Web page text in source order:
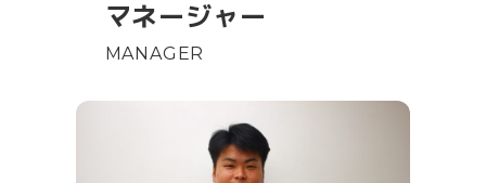
マネージャー
MANAGER